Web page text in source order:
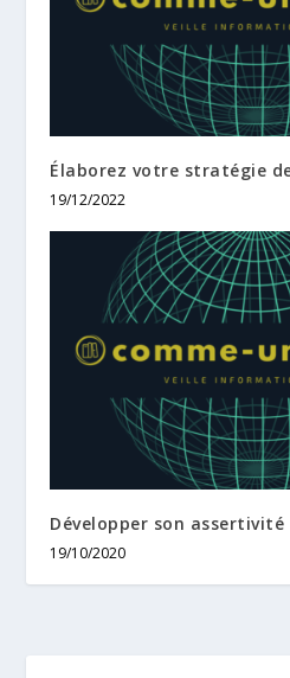
Élaborez votre stratégie
19/12/2022
Développer son assertivité
19/10/2020